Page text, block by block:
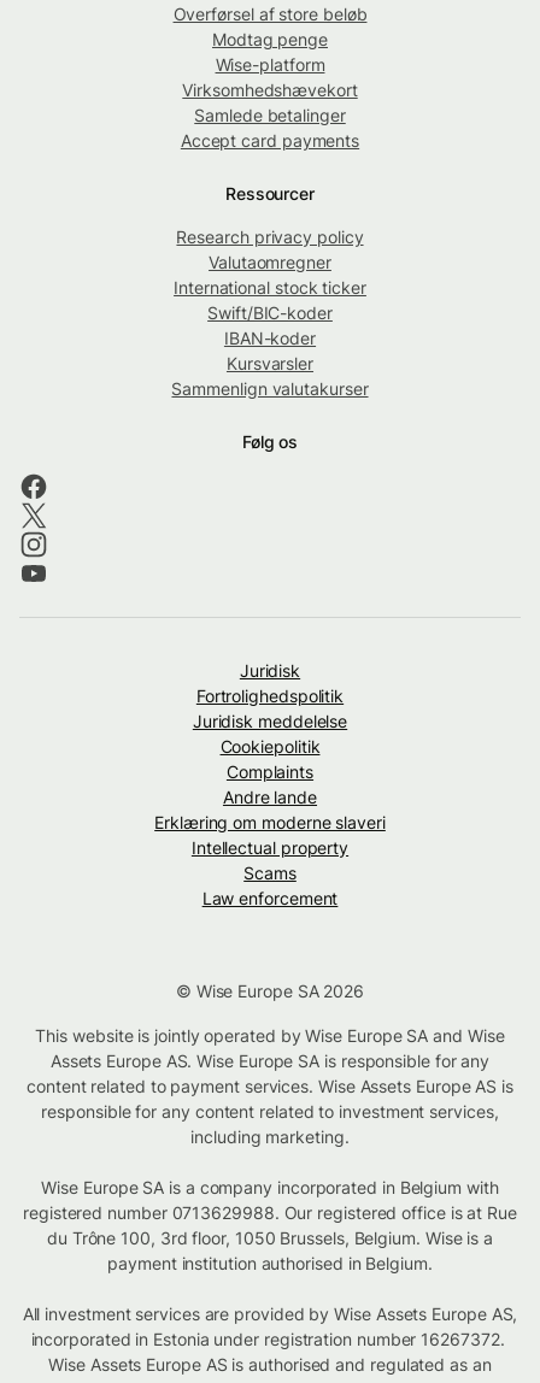
Overførsel af store beløb
Modtag penge
Wise-platform
Virksomhedshævekort
Samlede betalinger
Accept card payments
Ressourcer
Research privacy policy
Valutaomregner
International stock ticker
Swift/BIC-koder
IBAN-koder
Kursvarsler
Sammenlign valutakurser
Følg os
Juridisk
Fortrolighedspolitik
Juridisk meddelelse
Cookiepolitik
Complaints
Andre lande
Erklæring om moderne slaveri
Intellectual property
Scams
Law enforcement
© Wise Europe SA 2026
This website is jointly operated by Wise Europe SA and Wise
Assets Europe AS. Wise Europe SA is responsible for any
content related to payment services. Wise Assets Europe AS is
responsible for any content related to investment services,
including marketing.
Wise Europe SA is a company incorporated in Belgium with
registered number 0713629988. Our registered office is at Rue
du Trône 100, 3rd floor, 1050 Brussels, Belgium. Wise is a
payment institution authorised in Belgium.
All investment services are provided by Wise Assets Europe AS,
incorporated in Estonia under registration number 16267372.
Wise Assets Europe AS is authorised and regulated as an